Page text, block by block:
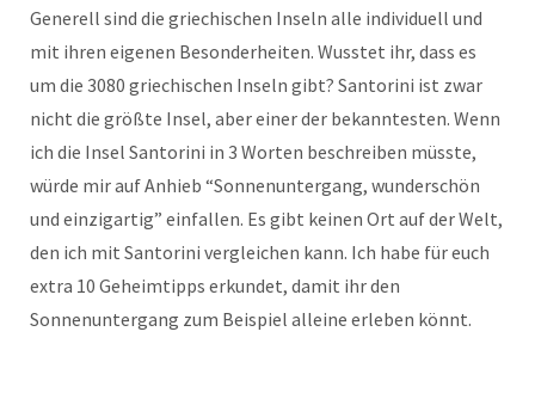
Generell sind die griechischen Inseln alle individuell und
mit ihren eigenen Besonderheiten. Wusstet ihr, dass es
um die 3080 griechischen Inseln gibt? Santorini ist zwar
nicht die größte Insel, aber einer der bekanntesten. Wenn
ich die Insel Santorini in 3 Worten beschreiben müsste,
würde mir auf Anhieb “Sonnenuntergang, wunderschön
und einzigartig” einfallen. Es gibt keinen Ort auf der Welt,
den ich mit Santorini vergleichen kann. Ich habe für euch
extra 10 Geheimtipps erkundet, damit ihr den
Sonnenuntergang zum Beispiel alleine erleben könnt.